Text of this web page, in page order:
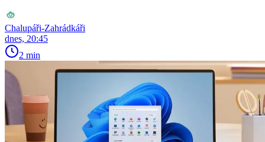
Chalupáři-Zahrádkáři
dnes, 20:45
2 min